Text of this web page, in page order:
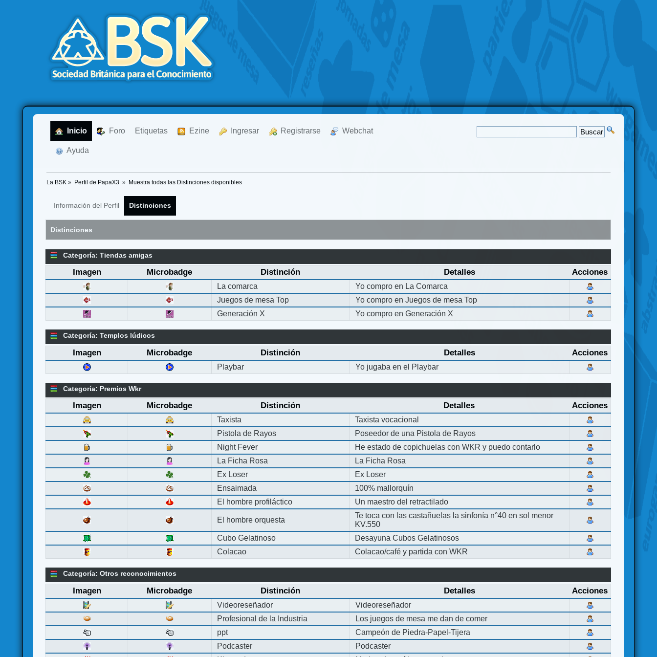
Inicio Foro Etiquetas Ezine Ingresar Registrarse Webchat
Ayuda
La BSK » Perfil de PapaX3 » Muestra todas las Distinciones disponibles
Información del Perfil Distinciones
Distinciones
Categoría: Tiendas amigas
Imagen Microbadge Distinción Detalles Acciones
La comarca
Yo compro en La Comarca
Juegos de mesa Top
Yo compro en Juegos de mesa Top
Generación X
Yo compro en Generación X
Categoría: Templos lúdicos
Imagen Microbadge Distinción Detalles Acciones
Playbar Yo jugaba en el Playbar
Categoría: Premios Wkr
Imagen Microbadge Distinción Detalles Acciones
Taxista
Taxista vocacional
Pistola de Rayos
Poseedor de una Pistola de Rayos
Night Fever
He estado de copichuelas con WKR y puedo contarlo
La Ficha Rosa
La Ficha Rosa
Ex Loser
Ex Loser
Ensaimada
100% mallorquín
El hombre profiláctico
Un maestro del retractilado
El hombre orquesta
Te toca con las castañuelas la sinfonía n°40 en sol menor
KV.550
Cubo Gelatinoso
Desayuna Cubos Gelatinosos
Colacao
Colacao/café y partida con WKR
Categoría: Otros reconocimientos
Imagen Microbadge Distinción Detalles Acciones
Videoreseñador
Videoreseñador
Profesional de la Industria
Los juegos de mesa me dan de comer
ppt
Campeón de Piedra-Papel-Tijera
Podcaster
Podcaster